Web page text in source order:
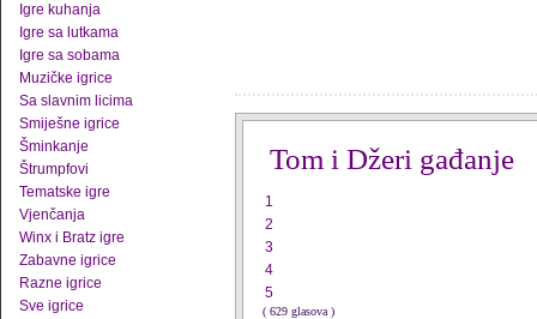
Igre kuhanja
Igre sa lutkama
Igre sa sobama
Muzičke igrice
Sa slavnim licima
Smiješne igrice
Šminkanje
Štrumpfovi
Tematske igre
Vjenčanja
Winx i Bratz igre
Zabavne igrice
Razne igrice
Sve igrice
Tom i Džeri gađanje
1
2
3
4
5
( 629 glasova )